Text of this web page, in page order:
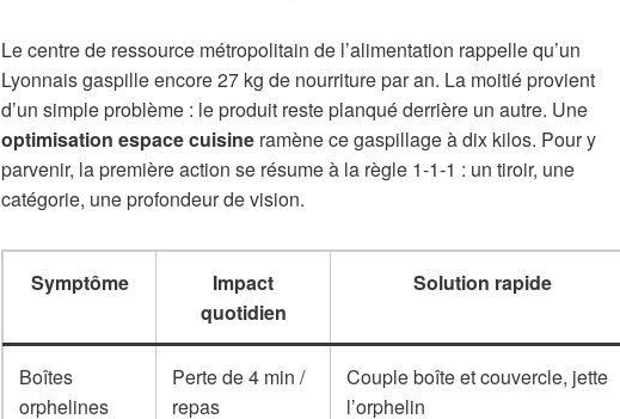
Le centre de ressource métropolitain de l’alimentation rappelle qu’un
Lyonnais gaspille encore 27 kg de nourriture par an. La moitié provient
d’un simple problème : le produit reste planqué derrière un autre. Une
optimisation espace cuisine ramène ce gaspillage à dix kilos. Pour y
parvenir, la première action se résume à la règle 1-1-1 : un tiroir, une
catégorie, une profondeur de vision.
Symptôme
Impact
quotidien
Solution rapide
Boîtes
orphelines
Perte de 4 min /
repas
Couple boîte et couvercle, jette
l’orphelin